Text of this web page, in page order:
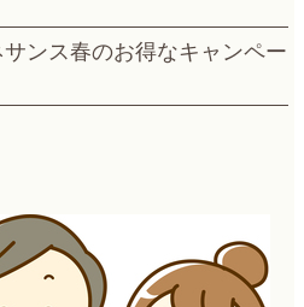
ンス春のお得なキャンペー